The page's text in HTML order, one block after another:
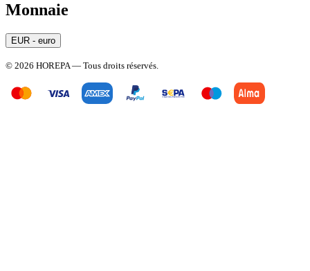
Monnaie
EUR - euro
© 2026 HOREPA — Tous droits réservés.